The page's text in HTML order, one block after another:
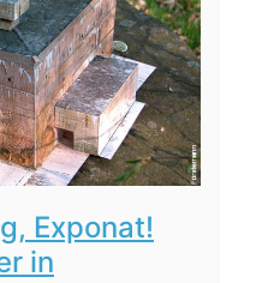
Exponat!
in